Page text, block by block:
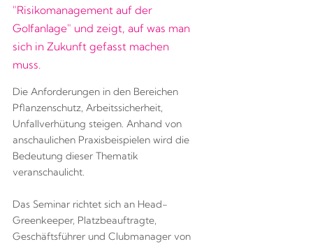
"Risikomanagement auf der
Golfanlage" und zeigt, auf was man
sich in Zukunft gefasst machen
muss.
Die Anforderungen in den Bereichen
Pflanzenschutz, Arbeitssicherheit,
Unfallverhütung steigen. Anhand von
anschaulichen Praxisbeispielen wird die
Bedeutung dieser Thematik
veranschaulicht.
Das Seminar richtet sich an Head-
Greenkeeper, Platzbeauftragte,
Geschäftsführer und Clubmanager von